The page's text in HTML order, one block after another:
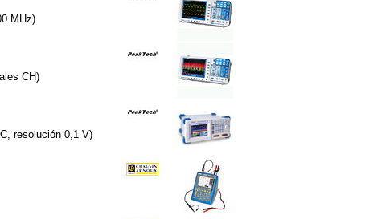
MHz)
CH)
resolución 0,1 V)